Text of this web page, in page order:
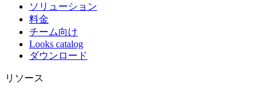
ソリューション
料金
チーム向け
Looks catalog
ダウンロード
リソース